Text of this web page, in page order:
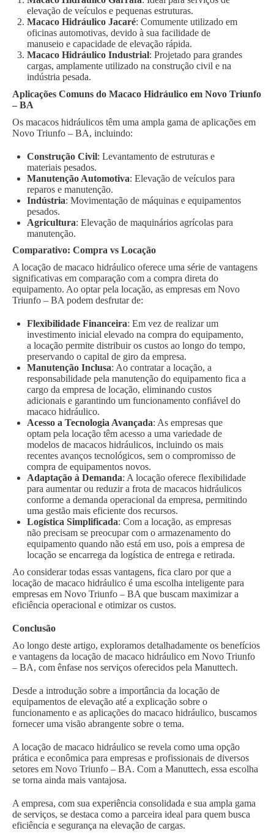
elevação de veículos e pequenas estruturas.
Macaco Hidráulico Jacaré: Comumente utilizado em
oficinas automotivas, devido à sua facilidade de
manuseio e capacidade de elevação rápida.
Macaco Hidráulico Industrial: Projetado para grandes
cargas, amplamente utilizado na construção civil e na
indústria pesada.
Aplicações Comuns do Macaco Hidráulico em Novo Triunfo
– BA
Os macacos hidráulicos têm uma ampla gama de aplicações em
Novo Triunfo – BA, incluindo:
Construção Civil: Levantamento de estruturas e
materiais pesados.
Manutenção Automotiva: Elevação de veículos para
reparos e manutenção.
Indústria: Movimentação de máquinas e equipamentos
pesados.
Agricultura: Elevação de maquinários agrícolas para
manutenção.
Comparativo: Compra vs Locação
A locação de macaco hidráulico oferece uma série de vantagens
significativas em comparação com a compra direta do
equipamento. Ao optar pela locação, as empresas em Novo
Triunfo – BA podem desfrutar de:
Flexibilidade Financeira: Em vez de realizar um
investimento inicial elevado na compra do equipamento,
a locação permite distribuir os custos ao longo do tempo,
preservando o capital de giro da empresa.
Manutenção Inclusa: Ao contratar a locação, a
responsabilidade pela manutenção do equipamento fica a
cargo da empresa de locação, eliminando custos
adicionais e garantindo um funcionamento confiável do
macaco hidráulico.
Acesso a Tecnologia Avançada: As empresas que
optam pela locação têm acesso a uma variedade de
modelos de macacos hidráulicos, incluindo os mais
recentes avanços tecnológicos, sem o compromisso de
compra de equipamentos novos.
Adaptação à Demanda: A locação oferece flexibilidade
para aumentar ou reduzir a frota de macacos hidráulicos
conforme a demanda operacional da empresa, permitindo
uma gestão mais eficiente dos recursos.
Logística Simplificada: Com a locação, as empresas
não precisam se preocupar com o armazenamento do
equipamento quando não está em uso, pois a empresa de
locação se encarrega da logística de entrega e retirada.
Ao considerar todas essas vantagens, fica claro por que a
locação de macaco hidráulico é uma escolha inteligente para
empresas em Novo Triunfo – BA que buscam maximizar a
eficiência operacional e otimizar os custos.
Conclusão
Ao longo deste artigo, exploramos detalhadamente os benefícios
e vantagens da locação de macaco hidráulico em Novo Triunfo
– BA, com ênfase nos serviços oferecidos pela Manuttech.
Desde a introdução sobre a importância da locação de
equipamentos de elevação até a explicação sobre o
funcionamento e as aplicações do macaco hidráulico, buscamos
fornecer uma visão abrangente sobre o tema.
A locação de macaco hidráulico se revela como uma opção
prática e econômica para empresas e profissionais de diversos
setores em Novo Triunfo – BA. Com a Manuttech, essa escolha
se torna ainda mais vantajosa.
A empresa, com sua experiência consolidada e sua ampla gama
de serviços, se destaca como a parceira ideal para quem busca
eficiência e segurança na elevação de cargas.